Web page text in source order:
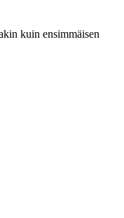
kuin ensimmäisen